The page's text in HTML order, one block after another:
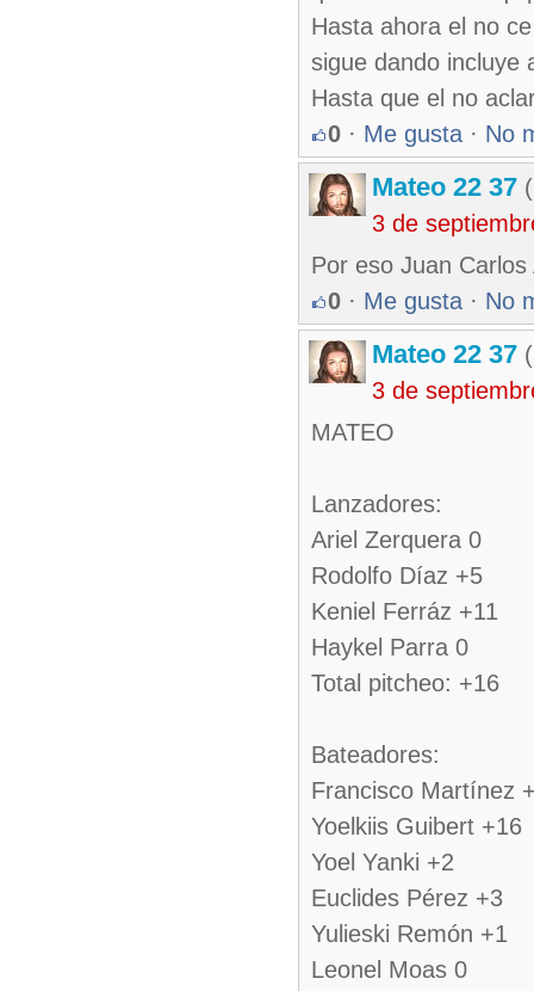
Hasta ahora el no
sigue dando incluye
Hasta que el no
0 · Me gusta · No
Mateo 22 37
3 de
Por eso Juan
0 · Me gusta · No
Mateo 22 37
3 de
MATEO
Lanzadores:
Ariel Zerquera 0
Rodolfo Díaz +5
Keniel Ferráz +11
Haykel Parra 0
Total pitcheo: +16
Bateadores:
Francisco Martínez
Yoelkiis Guibert +16
Yoel Yanki +2
Euclides Pérez +3
Yulieski Remón +1
Leonel Moas 0